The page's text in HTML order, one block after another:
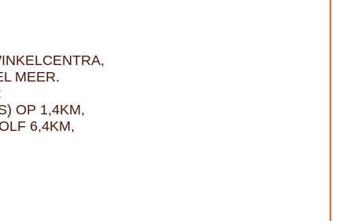
MEER.
OP 1,4KM,
6,4KM,